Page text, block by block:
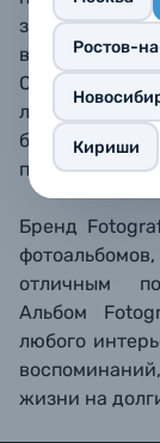
Ростов-
Кириши
защищены от
временем
Обложка
белые
помощью
Бренд
отличным
Альбом
любого
жизни на